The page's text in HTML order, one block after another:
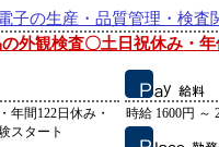
子の生産・品質管理・検査
外観検査〇土日祝休み・年
年間122日休み・
スタート
時給 1600円 ～